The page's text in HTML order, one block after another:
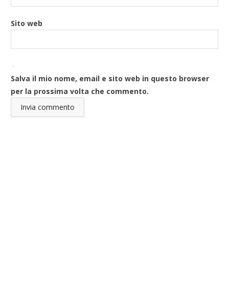
Sito web
Salva il mio nome, email e sito web in questo browser
per la prossima volta che commento.